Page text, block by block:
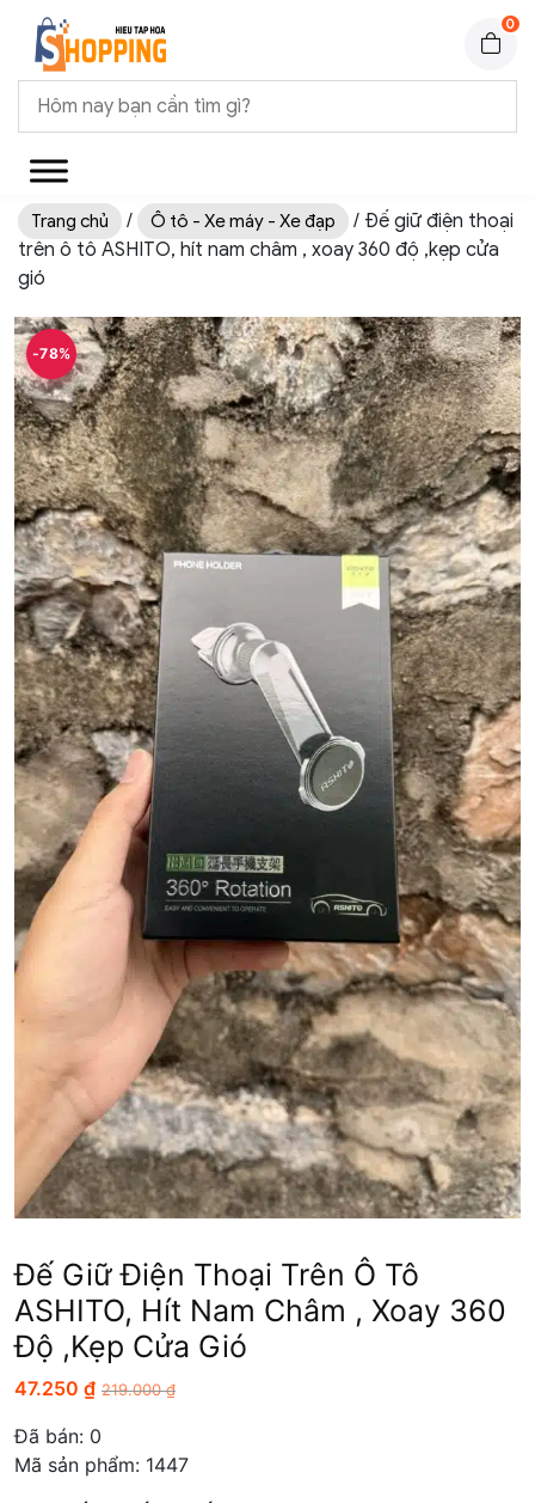
0
Trang chủ / Ô tô - Xe máy - Xe đạp
/ Đế giữ điện thoại
trên ô tô ASHITO, hít nam châm , xoay 360 độ ,kẹp cửa
gió
-78%
Đế Giữ Điện Thoại Trên Ô Tô
ASHITO, Hít Nam Châm , Xoay 360
Độ ,kẹp Cửa Gió
47.250 ₫ 219.000₫
Đã bán: 0
Mã sản phẩm: 1447